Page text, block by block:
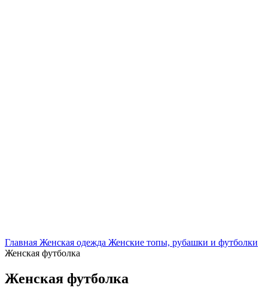
Главная Женская одежда Женские топы, рубашки и футболки
Женская футболка
Женская футболка